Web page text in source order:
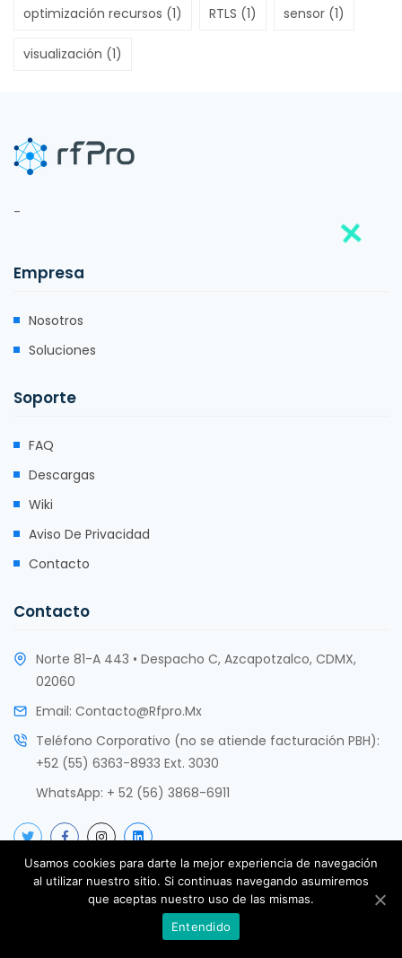
optimización recursos (1) RTLS (1) sensor (1)
visualización (1)
-
Empresa
Nosotros
Soluciones
Soporte
FAQ
Descargas
Wiki
Aviso De Privacidad
Contacto
Contacto
Norte 81-A 443 • Despacho C, Azcapotzalco, CDMX,
02060
Email: Contacto@rfpro.mx
Teléfono Corporativo (no se atiende facturación PBH):
+52 (55) 6363-8933 Ext. 3030
WhatsApp: + 52 (56) 3868-6911
Copyright @ rfPro Innovación Tecnológica SAS de CV 2017 -
2025. Todos los derechos reservados.
Usamos cookies para darte la mejor experiencia de navegación
al utilizar nuestro sitio. Si continuas navegando asumiremos
que aceptas nuestro uso de las mismas.
Entendido